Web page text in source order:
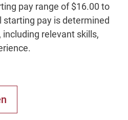
pay range of $16.00 to
starting pay is determined
relevant skills,